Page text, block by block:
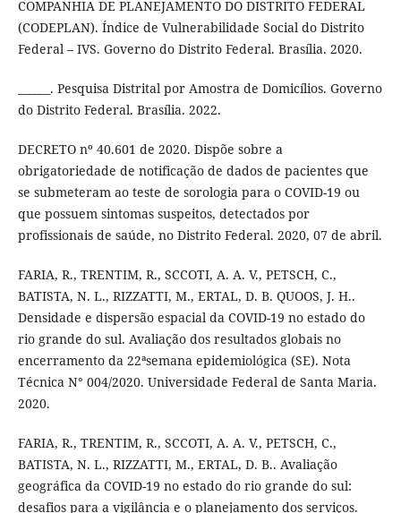
COMPANHIA DE PLANEJAMENTO DO DISTRITO FEDERAL
(CODEPLAN). Índice de Vulnerabilidade Social do Distrito
Federal – IVS. Governo do Distrito Federal. Brasília. 2020.
______. Pesquisa Distrital por Amostra de Domicílios. Governo
do Distrito Federal. Brasília. 2022.
DECRETO nº 40.601 de 2020. Dispõe sobre a
obrigatoriedade de notificação de dados de pacientes que
se submeteram ao teste de sorologia para o COVID-19 ou
que possuem sintomas suspeitos, detectados por
profissionais de saúde, no Distrito Federal. 2020, 07 de abril.
FARIA, R., TRENTIM, R., SCCOTI, A. A. V., PETSCH, C.,
BATISTA, N. L., RIZZATTI, M., ERTAL, D. B. QUOOS, J. H..
Densidade e dispersão espacial da COVID-19 no estado do
rio grande do sul. Avaliação dos resultados globais no
encerramento da 22ªsemana epidemiológica (SE). Nota
Técnica N° 004/2020. Universidade Federal de Santa Maria.
2020.
FARIA, R., TRENTIM, R., SCCOTI, A. A. V., PETSCH, C.,
BATISTA, N. L., RIZZATTI, M., ERTAL, D. B.. Avaliação
geográfica da COVID-19 no estado do rio grande do sul:
desafios para a vigilância e o planejamento dos serviços.